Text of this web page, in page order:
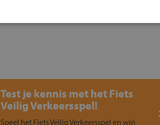
Test je kennis met het Fiets
Veilig Verkeersspel!
Speel het Fiets Veilig Verkeersspel en win